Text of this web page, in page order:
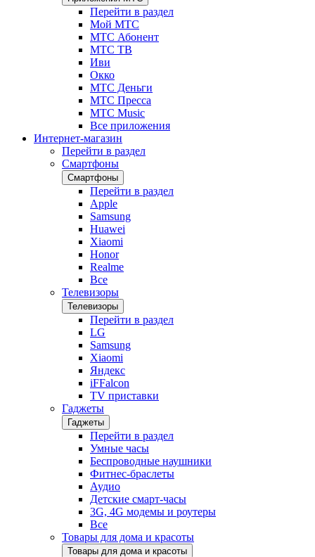
Перейти в раздел
Мой МТС
МТС Абонент
МТС ТВ
Иви
Окко
МТС Деньги
МТС Пресса
МТС Music
Все приложения
Интернет-магазин
Перейти в раздел
Смартфоны
Смартфоны
Перейти в раздел
Apple
Samsung
Huawei
Xiaomi
Honor
Realme
Все
Телевизоры
Телевизоры
Перейти в раздел
LG
Samsung
Xiaomi
Яндекс
iFFalcon
TV приставки
Гаджеты
Гаджеты
Перейти в раздел
Умные часы
Беспроводные наушники
Фитнес-браслеты
Аудио
Детские смарт-часы
3G, 4G модемы и роутеры
Все
Товары для дома и красоты
Товары для дома и красоты